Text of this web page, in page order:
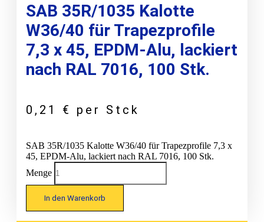
SAB 35R/1035 Kalotte
W36/40 für Trapezprofile
7,3 x 45, EPDM-Alu, lackiert
nach RAL 7016, 100 Stk.
0,21 € per Stck
SAB 35R/1035 Kalotte W36/40 für Trapezprofile 7,3 x
45, EPDM-Alu, lackiert nach RAL 7016, 100 Stk.
Menge
In den Warenkorb